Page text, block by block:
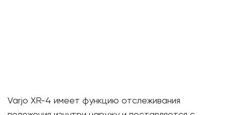
Varjo XR-4 имеет функцию отслеживания